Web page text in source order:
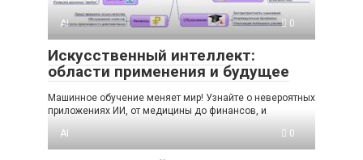
AI 0
Искусственный интеллект:
области применения и будущее
Машинное обучение меняет мир! Узнайте о невероятных
приложениях ИИ, от медицины до финансов, и
AI
0